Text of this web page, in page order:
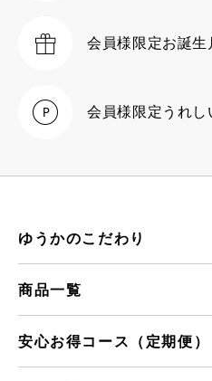
会員様限定お誕生
会員様限定うれ
ゆうかのこだわり
商品一覧
安心お得コース（定期便）